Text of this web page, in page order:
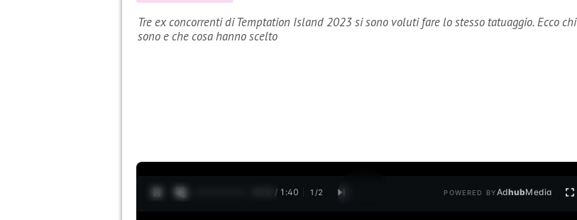
Tre ex concorrenti di Temptation Island 2023 si sono voluti fare lo stesso tatuaggio. Ecco chi
sono e che cosa hanno scelto
0:13 / 1:40 1 /2 POWERED BYAdhubMedia